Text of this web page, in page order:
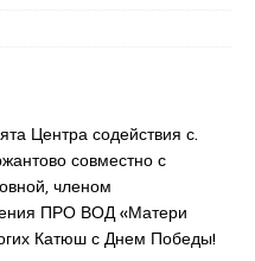
Центра содействия с.
совместно с
членом
ПРО ВОД «Матери
Катюш с Днем Победы!